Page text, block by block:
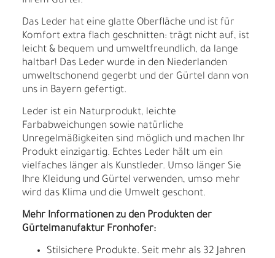
Das Leder hat eine glatte Oberfläche und ist für
Komfort extra flach geschnitten: trägt nicht auf, ist
leicht & bequem und umweltfreundlich, da lange
haltbar! Das Leder wurde in den Niederlanden
umweltschonend gegerbt und der Gürtel dann von
uns in Bayern gefertigt.
Leder ist ein Naturprodukt, leichte
Farbabweichungen sowie natürliche
Unregelmäßigkeiten sind möglich und machen Ihr
Produkt einzigartig. Echtes Leder hält um ein
vielfaches länger als Kunstleder. Umso länger Sie
Ihre Kleidung und Gürtel verwenden, umso mehr
wird das Klima und die Umwelt geschont.
Mehr Informationen zu den Produkten der
Gürtelmanufaktur Fronhofer:
Stilsichere Produkte. Seit mehr als 32 Jahren